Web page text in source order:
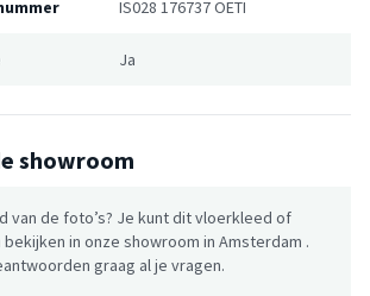
IS028 176737 OETI
Ja
showroom
van de foto’s? Je kunt dit vloerkleed of
in onze showroom in Amsterdam .
graag al je vragen.